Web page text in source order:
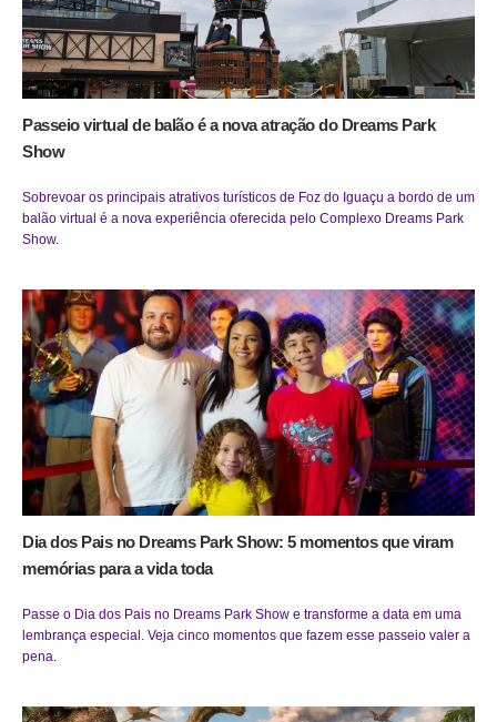
Passeio virtual de balão é a nova atração do Dreams Park
Show
Sobrevoar os principais atrativos turísticos de Foz do Iguaçu a bordo de um
balão virtual é a nova experiência oferecida pelo Complexo Dreams Park
Show.
Dia dos Pais no Dreams Park Show: 5 momentos que viram
memórias para a vida toda
Passe o Dia dos Pais no Dreams Park Show e transforme a data em uma
lembrança especial. Veja cinco momentos que fazem esse passeio valer a
pena.